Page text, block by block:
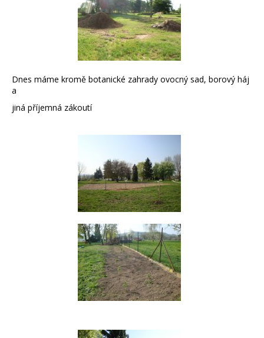
Dnes máme kromě botanické zahrady ovocný sad, borový háj
a
jiná příjemná zákoutí